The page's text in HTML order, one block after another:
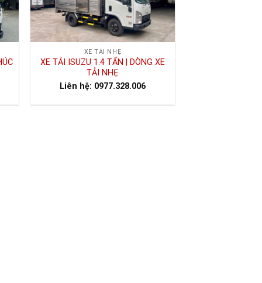
XE TẢI NHẸ
XE TẢI ISUZU 1.4 TẤN | DÒNG XE
TẢI NHẸ
Liên hệ: 0977.328.006